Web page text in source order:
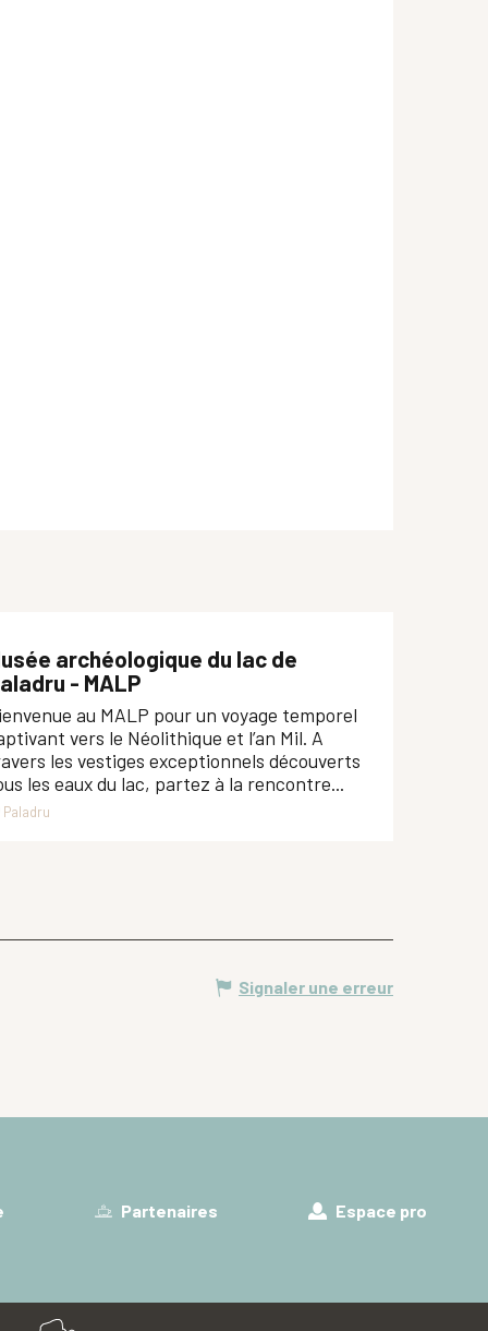
archéologique du lac de
- MALP
au MALP pour un voyage temporel
vers le Néolithique et l’an Mil. A
les vestiges exceptionnels découverts
les eaux du lac, partez à la rencontre...
Paladru
Signaler une erreur
Partenaires Espace pro